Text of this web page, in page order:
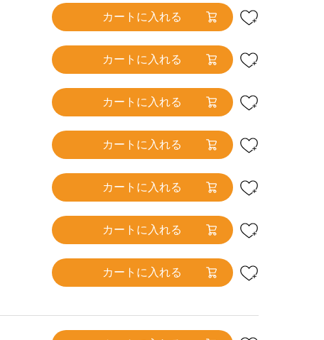
カートに入れる
カートに入れる
カートに入れる
カートに入れる
カートに入れる
カートに入れる
カートに入れる